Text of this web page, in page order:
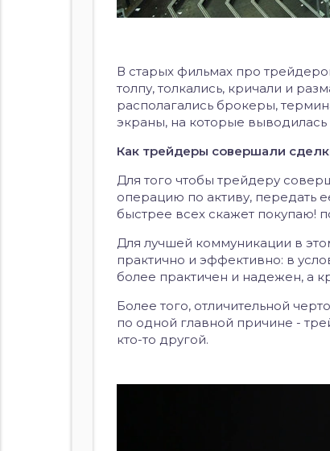
В старых фильмах про
толпу, толкались, кричали и
располагались брокеры,
экраны, на которые выводилась
Как трейдеры совершали
Для того чтобы трейдеру
операцию по активу, передать
быстрее всех скажет покупаю!
Для лучшей коммуникации в
практично и эффективно: в
более практичен и надежен, а
Более того, отличительной
по одной главной причине -
кто-то другой.